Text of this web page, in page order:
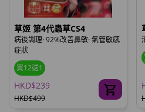
草姬 第4代蟲草CS4
病後調理· 92%改善鼻敏· 氣管敏感
症狀
買12送1
HKD$239
HKD$499